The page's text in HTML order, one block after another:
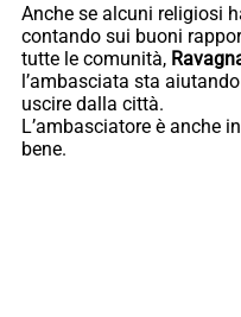
Anche se alcuni religiosi
contando sui buoni
tutte le comunità,
l’ambasciata sta
uscire dalla città.
L’ambasciatore è anche
bene.